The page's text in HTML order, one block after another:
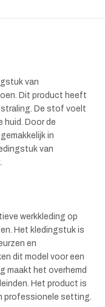
van
Dit product heeft
De stof voelt
huid. Door de
in
van
werkkleding op
Het kledingstuk is
en
dit model voor een
maakt het overhemd
Het product is
professionele setting.